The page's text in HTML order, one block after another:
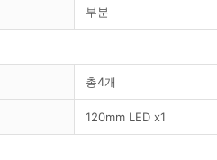
부분
총4개
120mm LED x1